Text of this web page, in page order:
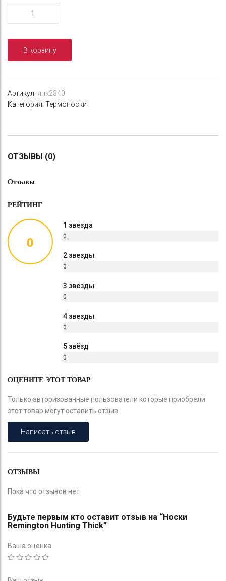
Remington
Hunting
Thick
В корзину
Артикул: япк2340
Категория: Термоноски
ОТЗЫВЫ (0)
Отзывы
РЕЙТИНГ
0
1 звезда
0
2 звезды
0
3 звезды
0
4 звезды
0
5 звёзд
0
ОЦЕНИТЕ ЭТОТ ТОВАР
Только авторизованные пользователи которые приобрели
этот товар могут оставить отзыв
Написать отзыв
ОТЗЫВЫ
Пока что отзывов нет
Будьте первым кто оставит отзыв на “Носки
Remington Hunting Thick”
Ваша оценка